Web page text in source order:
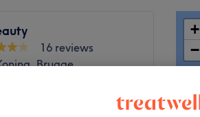
16 reviews
Brugge
+
−